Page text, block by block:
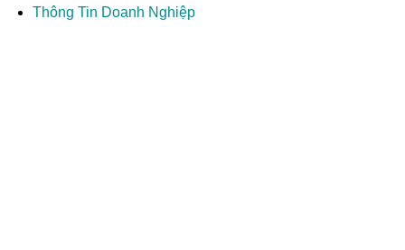
Thông Tin Doanh Nghiệp